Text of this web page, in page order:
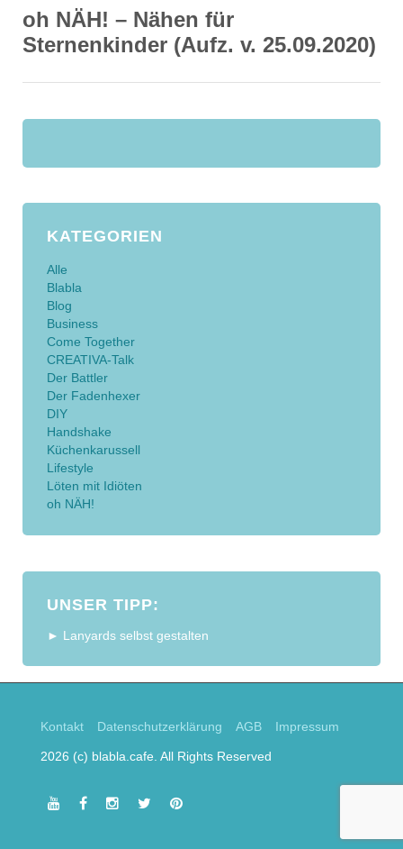
oh NÄH! – Nähen für
Sternenkinder (Aufz. v. 25.09.2020)
KATEGORIEN
Alle
Blabla
Blog
Business
Come Together
CREATIVA-Talk
Der Battler
Der Fadenhexer
DIY
Handshake
Küchenkarussell
Lifestyle
Löten mit Idiöten
oh NÄH!
UNSER TIPP:
► Lanyards selbst gestalten
2026 (c) blabla.cafe. All Rights Reserved
Kontakt Datenschutzerklärung AGB Impressum